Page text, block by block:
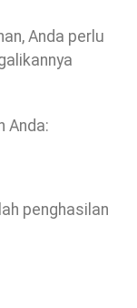
Anda perlu
Anda:
penghasilan